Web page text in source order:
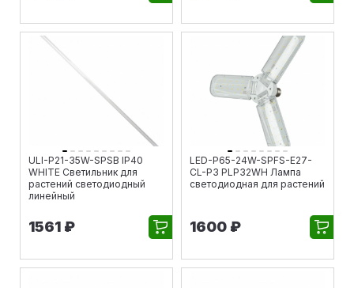
ULI-P21-35W-SPSB IP40
WHITE Светильник для
растений светодиодный
линейный
1561 ₽
LED-P65-24W-SPFS-E27-
CL-P3 PLP32WH Лампа
светодиодная для растений
1600 ₽